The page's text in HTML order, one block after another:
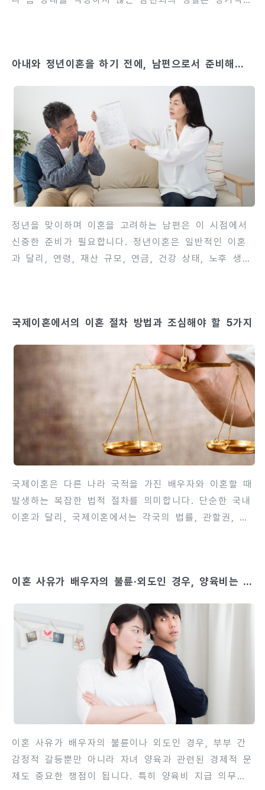
한국의 민법상 이혼 사유는 명확하게 규정되어 있으며,
지 않을 수 있습니다. 법원은 부부관계 파탄 여부를 객
관적 증거와 생활 태도, 지속성 등을 기준으로 판단합
니다. 이번 글에서는 몸 상태를 걱정하지 않는 남편과
의 이혼 시 고려해야 할 법적 기준, 인정되는 이혼 사
유, 증거 확보 방법, 실제 사례에서 주의할 점을 단계
별로 상세히 안내합니다.conten..
아내와 정년이혼을 하기 전에, 남편으로서 준비해야
정년을 맞이하며 이혼을 고려하는 남편은 이 시점에서
신중한 준비가 필요합니다. 정년이혼은 일반적인 이혼
과 달리, 연령, 재산 규모, 연금, 건강 상태, 노후 생활
후 생활 안정에 심각한 영향을 미칠 수 있습니다. 감정
다. 이 글에서는 정년이혼을 고려하는 남편이 반드시
준비해야 할 5가지 핵심 사항을 상세히 안내합니다.
각 항목을 미리 점검하면, 권리 보호와 안정적 노후 생
활을 동시에 확보할 수 있습니다.contents 1. 재산분
할 계획 수립정년이혼에서는 재산분할이 가장 중요한
문제 중 하나입니다...
국제이혼에서의 이혼 절차 방법과 조심해야 할 5가지
국제이혼은 다른 나라 국적을 가진 배우자와 이혼할 때
발생하는 복잡한 법적 절차를 의미합니다. 단순한 국내
이혼과 달리, 국제이혼에서는 각국의 법률, 관할권, 외
자의 협조 여부 등이 모두 중요한 쟁점입니다. 이러한
나 법적 분쟁이 발생할 수 있습니다. 이 글에서는 국제
이혼 시 절차 방법과 반드시 주의해야 할 5가지 사항
을 상세히 안내합니다. 이를 통해 국제이혼을 준비하는
부부가 법적 리스크를 최소화하면서 안정적으로 절차를
진행할 수 있도록 돕습니다.contents 1. 국제이혼 절
이혼 사유가 배우자의 불륜·외도인 경우, 양육비는 누
이혼 사유가 배우자의 불륜이나 외도인 경우, 부부 간
감정적 갈등뿐만 아니라 자녀 양육과 관련된 경제적 문
제도 중요한 쟁점이 됩니다. 특히 양육비 지급 의무가